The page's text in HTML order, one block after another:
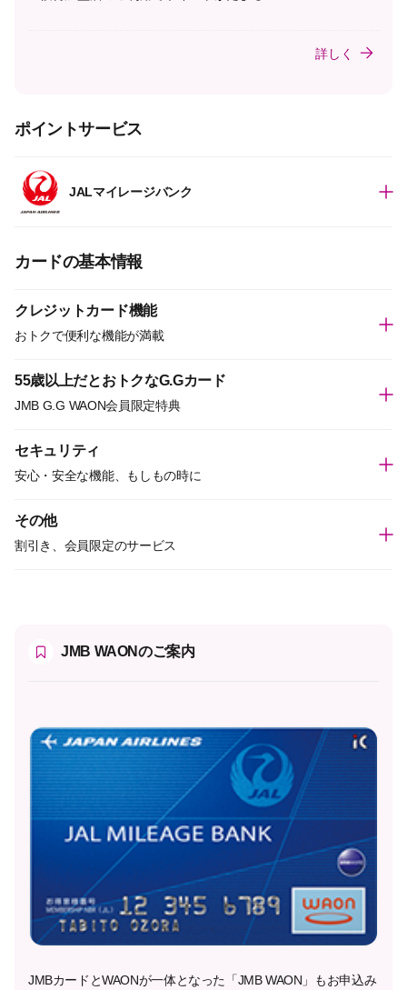
詳しく
ポイントサービス
JALマイレージバンク
カードの基本情報
クレジットカード機能
おトクで便利な機能が満載
55歳以上だとおトクなG.Gカード
JMB G.G WAON会員限定特典
セキュリティ
安心・安全な機能、もしもの時に
その他
割引き、会員限定のサービス
JMB WAONのご案内
JMBカードとWAONが一体となった「JMB WAON」もお申込み